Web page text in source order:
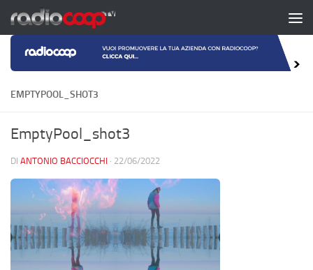
Salta al contenuto
EMPTYPOOL_SHOT3
EmptyPool_shot3
DI ANTONIO BACCIOCCHI · 22/06/2022